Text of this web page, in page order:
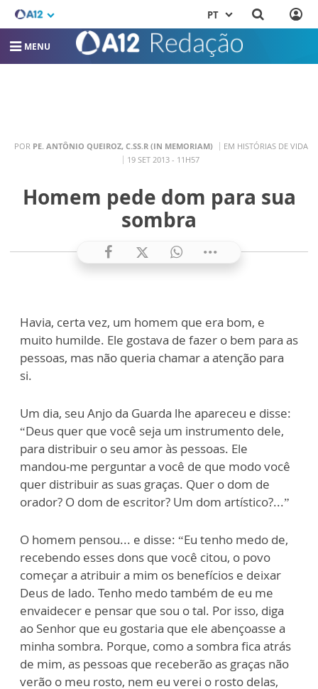
PT
MENU
POR PE. ANTÔNIO QUEIROZ, C.SS.R (IN MEMORIAM)
EM HISTÓRIAS DE VIDA
19 SET 2013 - 11H57
Homem pede dom para sua
sombra
Havia, certa vez, um homem que era bom, e
muito humilde. Ele gostava de fazer o bem para as
pessoas, mas não queria chamar a atenção para
si.
Um dia, seu Anjo da Guarda lhe apareceu e disse:
“Deus quer que você seja um instrumento dele,
para distribuir o seu amor às pessoas. Ele
mandou-me perguntar a você de que modo você
quer distribuir as suas graças. Quer o dom de
orador? O dom de escritor? Um dom artístico?...”
O homem pensou... e disse: “Eu tenho medo de,
recebendo esses dons que você citou, o povo
começar a atribuir a mim os benefícios e deixar
Deus de lado. Tenho medo também de eu me
envaidecer e pensar que sou o tal. Por isso, diga
ao Senhor que eu gostaria que ele abençoasse a
minha sombra. Porque, como a sombra fica atrás
de mim, as pessoas que receberão as graças não
verão o meu rosto, nem eu verei o rosto delas,